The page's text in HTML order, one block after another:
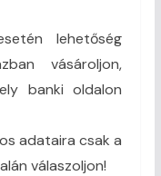
lehetőség
vásároljon,
banki oldalon
adataira csak a
válaszoljon!